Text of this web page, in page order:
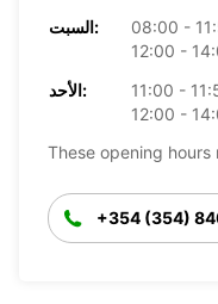
السبت:
08:00 -
12:00 -
الأحد:
11:00 -
12:00 -
These opening
+354 (354)